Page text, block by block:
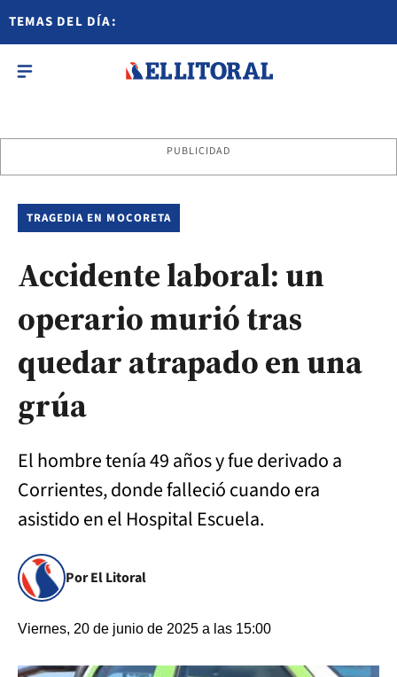
TEMAS DEL DÍA:
PUBLICIDAD
TRAGEDIA EN MOCORETA
Accidente laboral: un
operario murió tras
quedar atrapado en una
grúa
El hombre tenía 49 años y fue derivado a
Corrientes, donde falleció cuando era
asistido en el Hospital Escuela.
Por El Litoral
Viernes, 20 de junio de 2025 a las 15:00